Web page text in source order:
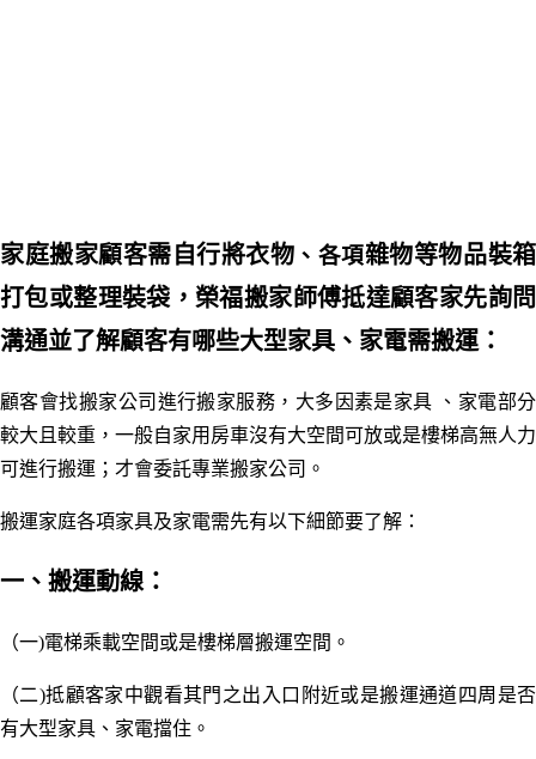
家庭搬家顧客需自行將衣物 、 各項雜物等物品裝箱
打包或整理裝袋，榮福搬家師傅抵達顧客家先詢問
溝通並了解顧客有哪些大型家具、家電需搬運：
顧客會找搬家公司進行搬家服務，大多因素是家具
、家電部分
較大且較重，一般自家用房車沒有大空間可放或是樓梯高無人力
可進行搬運；才會委託專業搬家公司。
搬運家庭各項家具及家電需先有以下細節要了解：
一、搬運動線：
（一)電梯乘載空間或是樓梯層搬運空間。
（二)抵顧客家中觀看其門之出入口附近或是搬運通道四周是否
有大型家具、家電擋住 。